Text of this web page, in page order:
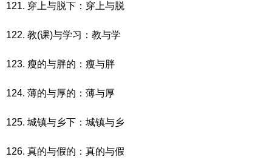
121. 穿上与脱下：穿上与脱
122. 教(课)与学习：教与学
123. 瘦的与胖的：瘦与胖
124. 薄的与厚的：薄与厚
125. 城镇与乡下：城镇与乡
126. 真的与假的：真的与假